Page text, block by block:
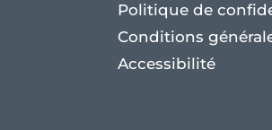
Politique de
Conditions
Accessibilité